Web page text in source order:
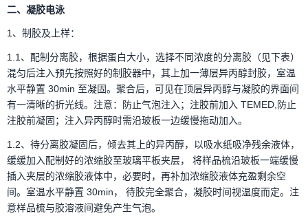
二、凝胶电泳
1、制胶及上样：
1.1、配制分离胶，根据蛋白大小，选择不同浓度的分离胶（见下表）
混匀后注入预先按照好的制胶器中，其上加一薄层异丙醇封胶，室温
水平静置 30min 至凝固。聚合后，可见在顶层异丙醇与凝胶的界面间
有一清晰的折光线。注意：防止气泡注入；注胶前加入 TEMED,防止
注胶前凝固；注入异丙醇时需沿玻板一边缓慢拖动加入。
1.2、待分离胶凝固后，倾去其上的异丙醇，以吸水纸吸净残余液体，
缓缓加入配制好的浓缩胶至玻璃平板夹层， 将样品梳沿玻板一端缓慢
插入夹层的浓缩胶液体中，必要时，再补加浓缩胶液体充盈剩余空
间。室温水平静置 30min， 待胶完全聚合，凝胶时间视温度而定。注
意样品梳与胶溶液间避免产生气泡。